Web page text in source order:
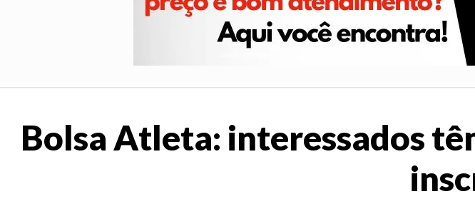
Bolsa Atleta: interessados